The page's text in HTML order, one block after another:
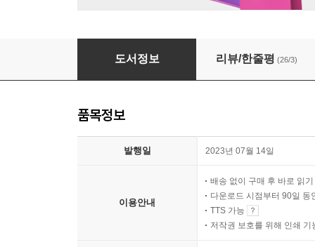
[대여] 친구를 입양했습니다
도서정보 리뷰/한줄평 (26/3)
품목정보
발행일 2023년 07월 14일
이용안내
배송 없이 구매 후 바로 읽기
다운로드 시점부터 90일 동
TTS 가능
저작권 보호를 위해 인쇄 기